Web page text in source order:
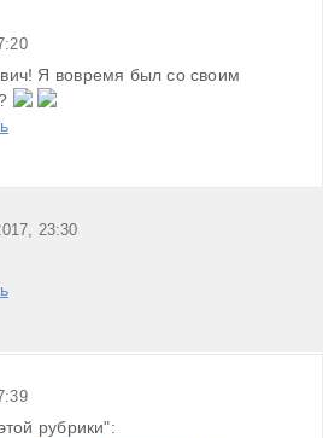
Я вовремя был со своим
23:30